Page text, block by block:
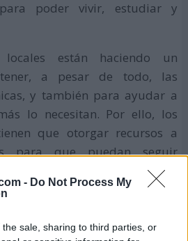
- Do Not Process My
sale, sharing to third parties, or
poder vivir, estudiar y
locales están haciendo un
a pesar de todo, las
y también para ayudar a
lo necesitan. Por ello, los
que otorgar recursos a
para que puedan seguir
el mundo: